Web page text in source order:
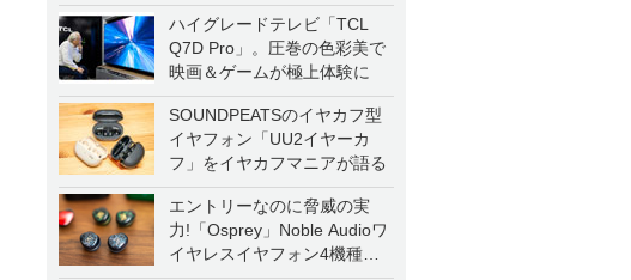
ハイグレードテレビ「TCL
Q7D Pro」。圧巻の色彩美で
映画＆ゲームが極上体験に
SOUNDPEATSのイヤカフ型
イヤフォン「UU2イヤーカ
フ」をイヤカフマニアが語る
エントリーなのに脅威の実
力!「Osprey」Noble Audioワ
イヤレスイヤフォン4機種を